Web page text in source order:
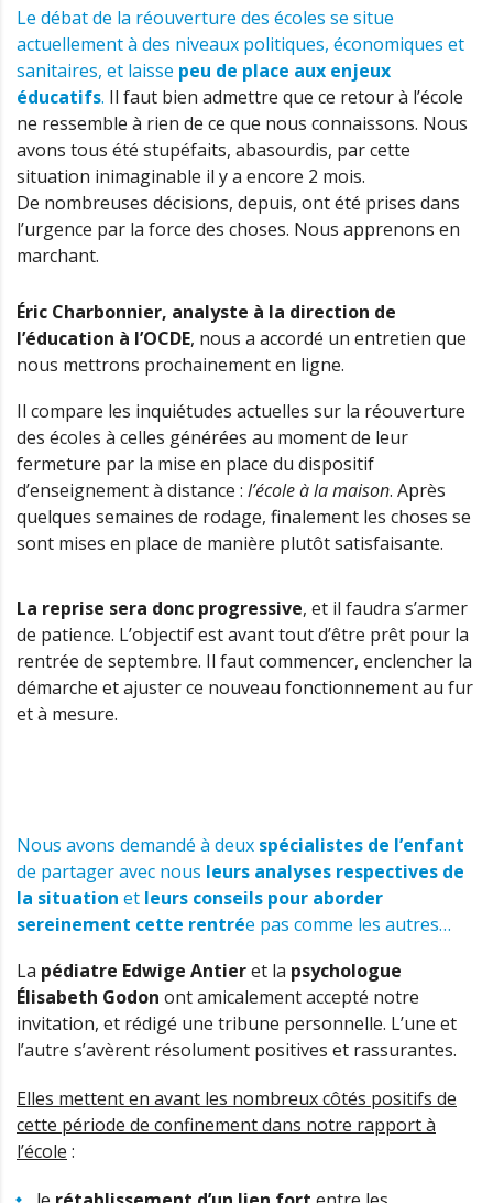
Le débat de la réouverture des écoles se situe
actuellement à des niveaux politiques, économiques et
sanitaires, et laisse peu de place aux enjeux
éducatifs. Il faut bien admettre que ce retour à l’école
ne ressemble à rien de ce que nous connaissons. Nous
avons tous été stupéfaits, abasourdis, par cette
situation inimaginable il y a encore 2 mois.
De nombreuses décisions, depuis, ont été prises dans
l’urgence par la force des choses. Nous apprenons en
marchant.
Éric Charbonnier, analyste à la direction de
l’éducation à l’OCDE, nous a accordé un entretien que
nous mettrons prochainement en ligne.
Il compare les inquiétudes actuelles sur la réouverture
des écoles à celles générées au moment de leur
fermeture par la mise en place du dispositif
d’enseignement à distance : l’école à la maison. Après
quelques semaines de rodage, finalement les choses se
sont mises en place de manière plutôt satisfaisante.
La reprise sera donc progressive, et il faudra s’armer
de patience. L’objectif est avant tout d’être prêt pour la
rentrée de septembre. Il faut commencer, enclencher la
démarche et ajuster ce nouveau fonctionnement au fur
et à mesure.
Nous avons demandé à deux spécialistes de l’enfant
de partager avec nous leurs analyses respectives de
la situation et leurs conseils pour aborder
sereinement cette rentrée pas comme les autres…
La pédiatre Edwige Antieret la psychologue
Élisabeth Godon ont amicalement accepté notre
invitation, et rédigé une tribune personnelle. L’une et
l’autre s’avèrent résolument positives et rassurantes.
Elles mettent en avant les nombreux côtés positifs de
cette période de confinement dans notre rapport à
l’école :